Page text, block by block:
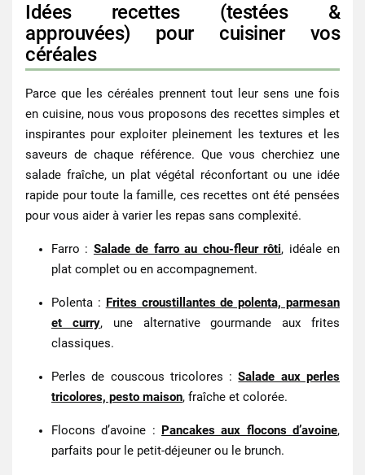
Idées recettes (testées &
approuvées) pour cuisiner vos
céréales
Parce que les céréales prennent tout leur sens une fois
en cuisine, nous vous proposons des recettes simples et
inspirantes pour exploiter pleinement les textures et les
saveurs de chaque référence. Que vous cherchiez une
salade fraîche, un plat végétal réconfortant ou une idée
rapide pour toute la famille, ces recettes ont été pensées
pour vous aider à varier les repas sans complexité.
Farro : Salade de farro au chou-fleur rôti, idéale en
plat complet ou en accompagnement.
Polenta : Frites croustillantes de polenta, parmesan
et curry, une alternative gourmande aux frites
classiques.
Perles de couscous tricolores : Salade aux perles
tricolores, pesto maison, fraîche et colorée.
Flocons d’avoine : Pancakes aux flocons d’avoine,
parfaits pour le petit-déjeuner ou le brunch.